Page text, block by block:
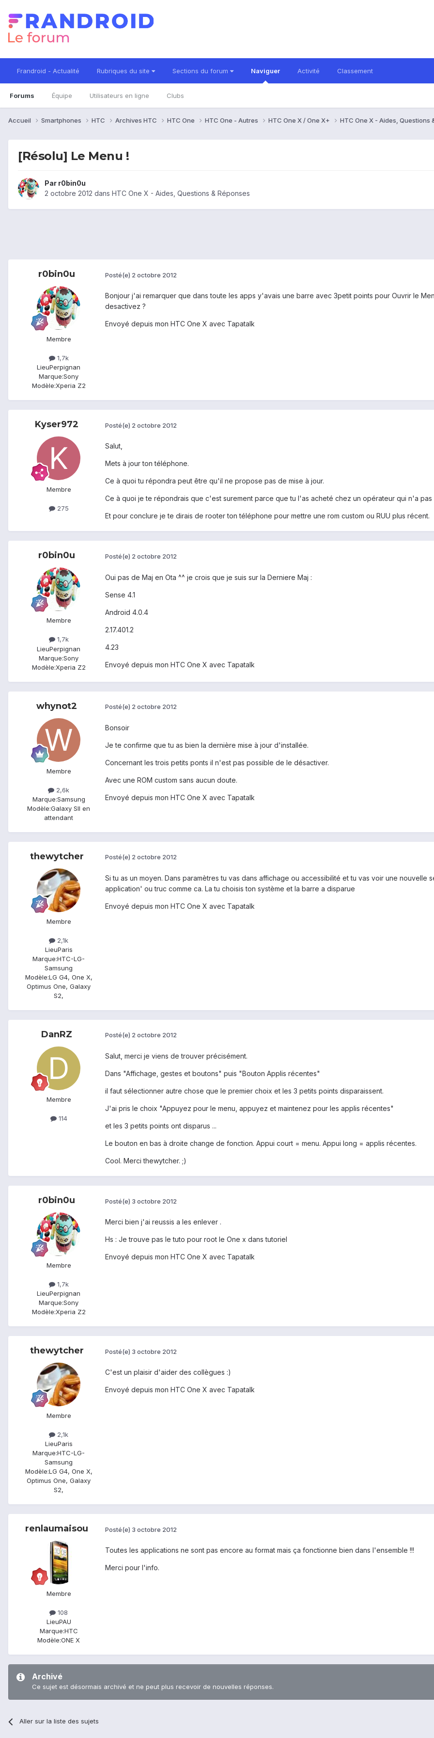
Frandroid - Actualité Rubriques du site Sections du forum Naviguer
Forums Équipe Utilisateurs en ligne Clubs
Activité Classement
Accueil Smartphones HTC Archives HTC HTC One HTC One - Autres HTC One X / One X+ HTC One X - Aides, Questions
[Résolu] Le Menu !
Par r0bin0u
2 octobre 2012 dans HTC One X - Aides, Questions & Réponses
r0bin0u
Membre
1,7k
LieuPerpignan
Marque:Sony
Modèle:Xperia Z2
Posté(e) 2 octobre 2012
Bonjour j'ai remarquer que dans toute les apps y'avais une barre avec 3petit points pour Ouvrir le
desactivez ?
Envoyé depuis mon HTC One X avec Tapatalk
Kyser972
Membre
275
Posté(e) 2 octobre 2012
Salut,
Mets à jour ton téléphone.
Ce à quoi tu répondra peut être qu'il ne propose pas de mise à jour.
Ce à quoi je te répondrais que c'est surement parce que tu l'as acheté chez un opérateur qui n'a
Et pour conclure je te dirais de rooter ton téléphone pour mettre une rom custom ou RUU plus récent.
r0bin0u
Membre
1,7k
LieuPerpignan
Marque:Sony
Modèle:Xperia Z2
Posté(e) 2 octobre 2012
Oui pas de Maj en Ota ^^ je crois que je suis sur la Derniere Maj :
Sense 4.1
Android 4.0.4
2.17.401.2
4.23
Envoyé depuis mon HTC One X avec Tapatalk
whynot2
Membre
2,6k
Marque:Samsung
Modèle:Galaxy SII en
attendant
Posté(e) 2 octobre 2012
Bonsoir
Je te confirme que tu as bien la dernière mise à jour d'installée.
Concernant les trois petits ponts il n'est pas possible de le désactiver.
Avec une ROM custom sans aucun doute.
Envoyé depuis mon HTC One X avec Tapatalk
thewytcher
Membre
2,1k
LieuParis
Marque:HTC-LG-
Samsung
Modèle:LG G4, One X,
Optimus One, Galaxy
S2,
Posté(e) 2 octobre 2012
Si tu as un moyen. Dans paramètres tu vas dans affichage ou accessibilité et tu vas voir une
application' ou truc comme ca. La tu choisis ton système et la barre a disparue
Envoyé depuis mon HTC One X avec Tapatalk
DanRZ
Membre
114
Posté(e) 2 octobre 2012
Salut, merci je viens de trouver précisément.
Dans "Affichage, gestes et boutons" puis "Bouton Applis récentes"
il faut sélectionner autre chose que le premier choix et les 3 petits points disparaissent.
J'ai pris le choix "Appuyez pour le menu, appuyez et maintenez pour les applis récentes"
et les 3 petits points ont disparus ...
Le bouton en bas à droite change de fonction. Appui court = menu. Appui long = applis récentes.
Cool. Merci thewytcher. ;)
r0bin0u
Membre
1,7k
LieuPerpignan
Marque:Sony
Modèle:Xperia Z2
Posté(e) 3 octobre 2012
Merci bien j'ai reussis a les enlever .
Hs : Je trouve pas le tuto pour root le One x dans tutoriel
Envoyé depuis mon HTC One X avec Tapatalk
thewytcher
Membre
2,1k
LieuParis
Marque:HTC-LG-
Samsung
Modèle:LG G4, One X,
Optimus One, Galaxy
S2,
Posté(e) 3 octobre 2012
C'est un plaisir d'aider des collègues :)
Envoyé depuis mon HTC One X avec Tapatalk
renlaumaisou
Membre
108
LieuPAU
Marque:HTC
Modèle:ONE X
Posté(e) 3 octobre 2012
Toutes les applications ne sont pas encore au format mais ça fonctionne bien dans l'ensemble !!!
Merci pour l'info.
Archivé
Ce sujet est désormais archivé et ne peut plus recevoir de nouvelles réponses.
Aller sur la liste des sujets